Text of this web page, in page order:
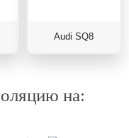
Audi SQ8
на: